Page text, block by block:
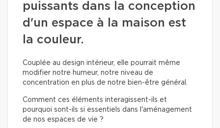
puissants dans la conception
d'un espace à la maison est
la couleur.
Couplée au design intérieur, elle pourrait même
modifier notre humeur, notre niveau de
concentration en plus de notre bien-être général.
Comment ces éléments interagissent-ils et
pourquoi sont-ils si essentiels dans l'aménagement
de nos espaces de vie ?